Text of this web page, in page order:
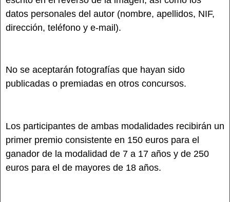
datos personales del autor (nombre, apellidos, NIF,
dirección, teléfono y e-mail).
No se aceptarán fotografías que hayan sido
publicadas o premiadas en otros concursos.
Los participantes de ambas modalidades recibirán un
primer premio consistente en 150 euros para el
ganador de la modalidad de 7 a 17 años y de 250
euros para el de mayores de 18 años.